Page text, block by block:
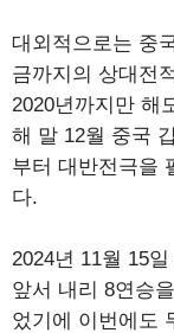
대외적으로는 중
금까지의 상대전
2020년까지만 해
해 말 12월 중국
부터 대반전극을
다.
2024년 11월 15
앞서 내리 8연승
었기에 이번에도